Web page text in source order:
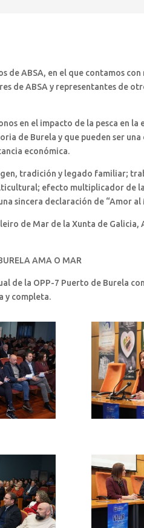
ABSA, en el que contamos con
de ABSA y representantes de
en el impacto de la pesca en la
de Burela y que pueden ser
económica.
tradición y legado familiar;
efecto multiplicador de la
sincera declaración de “Amor al
de Mar de la Xunta de Galicia,
AMA O MAR
de la OPP-7 Puerto de Burela
y completa.